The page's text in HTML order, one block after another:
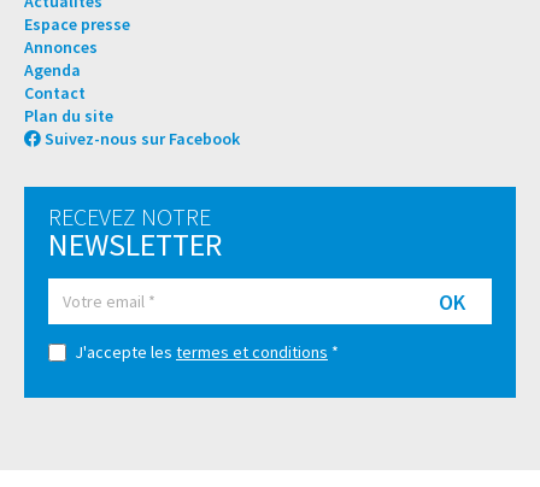
Espace presse
Annonces
Agenda
Contact
Plan du site
Suivez-nous sur Facebook
RECEVEZ NOTRE
NEWSLETTER
OK
J'accepte les termes et conditions *